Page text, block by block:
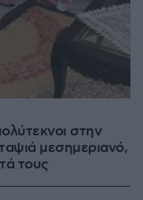
στην
μεσημεριανό,
τους